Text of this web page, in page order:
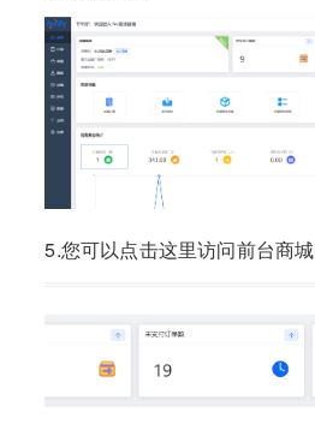
5.您可以点击这里访问前台商城